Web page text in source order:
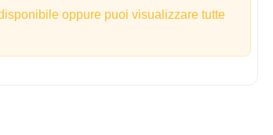
oppure puoi visualizzare tutte